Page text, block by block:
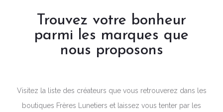
Trouvez votre bonheur
parmi les marques que
nous proposons
Visitez la liste des créateurs que vous retrouverez dans les
boutiques Frères Lunetiers et laissez vous tenter par les